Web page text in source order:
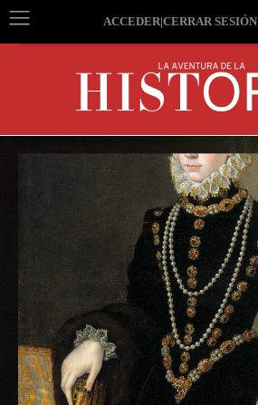
ACCEDER|CERRAR SESIÓN